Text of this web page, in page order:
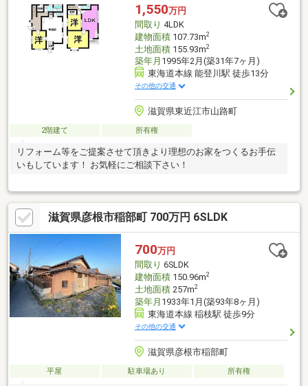
1,550万円
間取り 4LDK
建物面積107.73m2
土地面積155.93m2
築年月 1995年2月(築31年7ヶ月)
東海道本線 能登川駅 徒歩13分
その他の交通
滋賀県東近江市山路町
2階建て 所有権
リフォーム等をご提案させて頂きより理想のお家をつくるお手伝
いもしています！ お気軽にご相談下さい！
滋賀県彦根市稲部町 700万円 6SLDK
700万円
間取り 6SLDK
建物面積150.96m2
土地面積257m2
築年月 1933年1月(築93年8ヶ月)
東海道本線 稲枝駅 徒歩9分
その他の交通
滋賀県彦根市稲部町
平屋 駐車場あり 所有権